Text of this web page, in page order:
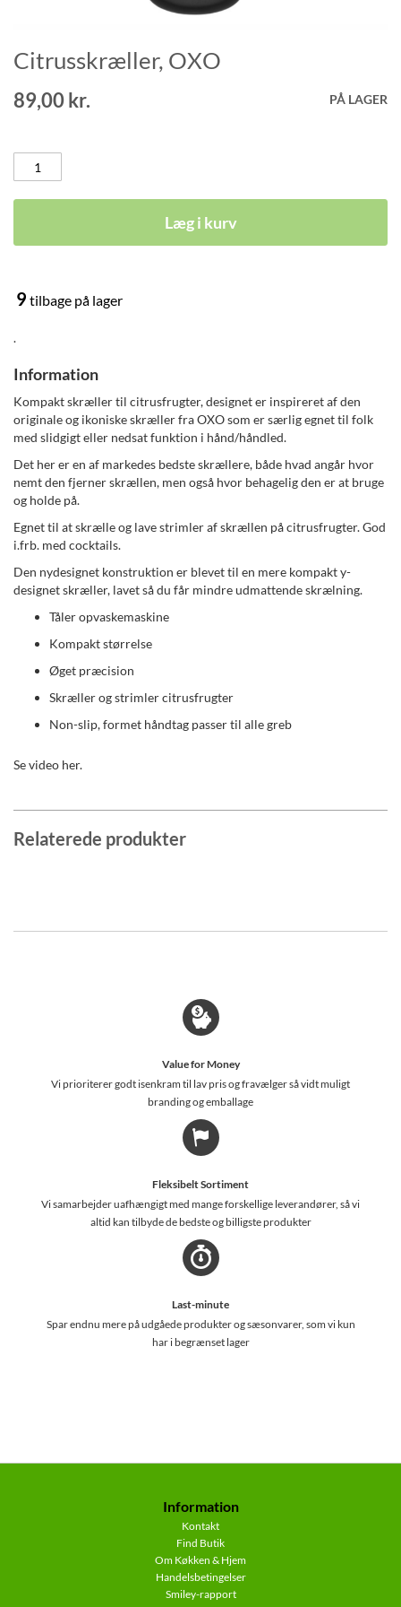
Gå
til
starten
af
Citrusskræller, OXO
89,00 kr. PÅ LAGER
Læg i kurv
9 tilbage på lager
.
Information
Kompakt skræller til citrusfrugter, designet er inspireret af den
originale og ikoniske skræller fra OXO som er særlig egnet til folk
med slidgigt eller nedsat funktion i hånd/håndled.
Det her er en af markedes bedste skrællere, både hvad angår hvor
nemt den fjerner skrællen, men også hvor behagelig den er at bruge
og holde på.
Egnet til at skrælle og lave strimler af skrællen på citrusfrugter. God
i.frb. med cocktails.
Den nydesignet konstruktion er blevet til en mere kompakt y-
designet skræller, lavet så du får mindre udmattende skrælning.
Tåler opvaskemaskine
Kompakt størrelse
Øget præcision
Skræller og strimler citrusfrugter
Non-slip, formet håndtag passer til alle greb
Se video her.
Relaterede produkter
Value for Money
Vi prioriterer godt isenkram til lav pris og fravælger så vidt muligt
branding og emballage
Fleksibelt Sortiment
Vi samarbejder uafhængigt med mange forskellige leverandører, så vi
altid kan tilbyde de bedste og billigste produkter
Last-minute
Spar endnu mere på udgåede produkter og sæsonvarer, som vi kun
har i begrænset lager
Information
Kontakt
Find Butik
Om Køkken & Hjem
Handelsbetingelser
Smiley-rapport